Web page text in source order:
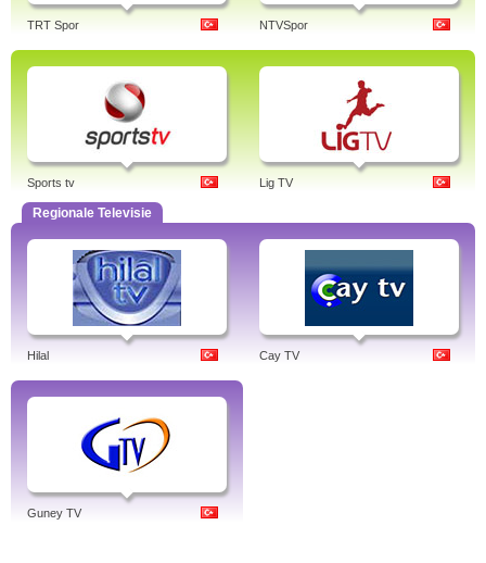
TRT Spor NTVSpor
Sports tv Lig TV
Regionale Televisie
Hilal Cay TV
Guney TV